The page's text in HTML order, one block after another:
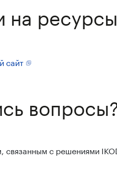
на
сайт
связанным с решениями